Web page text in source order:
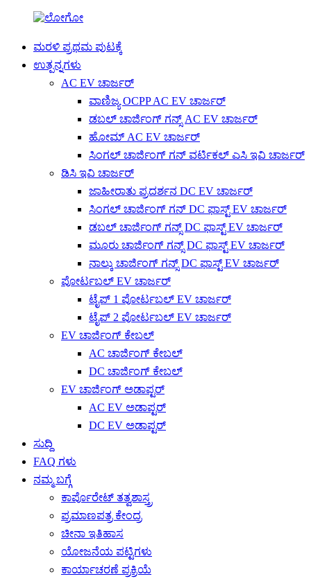
ಮರಳಿ ಪ್ರಥಮ ಪುಟಕ್ಕೆ
ಉತ್ಪನ್ನಗಳು
AC EV ಚಾರ್ಜರ್
ವಾಣಿಜ್ಯ OCPP AC EV ಚಾರ್ಜರ್
ಡಬಲ್ ಚಾರ್ಜಿಂಗ್ ಗನ್ಸ್ AC EV ಚಾರ್ಜರ್
ಹೋಮ್ AC EV ಚಾರ್ಜರ್
ಸಿಂಗಲ್ ಚಾರ್ಜಿಂಗ್ ಗನ್ ವರ್ಟಿಕಲ್ ಎಸಿ ಇವಿ ಚಾರ್ಜರ್
ಡಿಸಿ ಇವಿ ಚಾರ್ಜರ್
ಜಾಹೀರಾತು ಪ್ರದರ್ಶನ DC EV ಚಾರ್ಜರ್
ಸಿಂಗಲ್ ಚಾರ್ಜಿಂಗ್ ಗನ್ DC ಫಾಸ್ಟ್ EV ಚಾರ್ಜರ್
ಡಬಲ್ ಚಾರ್ಜಿಂಗ್ ಗನ್ಸ್ DC ಫಾಸ್ಟ್ EV ಚಾರ್ಜರ್
ಮೂರು ಚಾರ್ಜಿಂಗ್ ಗನ್ಸ್ DC ಫಾಸ್ಟ್ EV ಚಾರ್ಜರ್
ನಾಲ್ಕು ಚಾರ್ಜಿಂಗ್ ಗನ್ಸ್ DC ಫಾಸ್ಟ್ EV ಚಾರ್ಜರ್
ಪೋರ್ಟಬಲ್ EV ಚಾರ್ಜರ್
ಟೈಪ್ 1 ಪೋರ್ಟಬಲ್ EV ಚಾರ್ಜರ್
ಟೈಪ್ 2 ಪೋರ್ಟಬಲ್ EV ಚಾರ್ಜರ್
EV ಚಾರ್ಜಿಂಗ್ ಕೇಬಲ್
AC ಚಾರ್ಜಿಂಗ್ ಕೇಬಲ್
DC ಚಾರ್ಜಿಂಗ್ ಕೇಬಲ್
EV ಚಾರ್ಜಿಂಗ್ ಅಡಾಪ್ಟರ್
AC EV ಅಡಾಪ್ಟರ್
DC EV ಅಡಾಪ್ಟರ್
ಸುದ್ದಿ
FAQ ಗಳು
ನಮ್ಮ ಬಗ್ಗೆ
ಕಾರ್ಪೊರೇಟ್ ತತ್ವಶಾಸ್ತ್ರ
ಪ್ರಮಾಣಪತ್ರ ಕೇಂದ್ರ
ಚೀನಾ ಇತಿಹಾಸ
ಯೋಜನೆಯ ಪಟ್ಟಿಗಳು
ಕಾರ್ಯಾಚರಣೆ ಪ್ರಕ್ರಿಯೆ